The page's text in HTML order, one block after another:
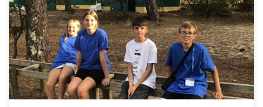
nautičkoj bazi Bombannes. Osmišljen je kao međunarodni
obrazovni prostor utemeljen na poštivanju dječijih prava, učenju o
životu u zajednici, međukulturalnom otkrivanju, suradnji,
solidarnosti i predanosti. Smješten je u srcu borove šume u blizini
jezera Carcans Hourtin. Ovogodišnju učesnici kampa su 60 […]